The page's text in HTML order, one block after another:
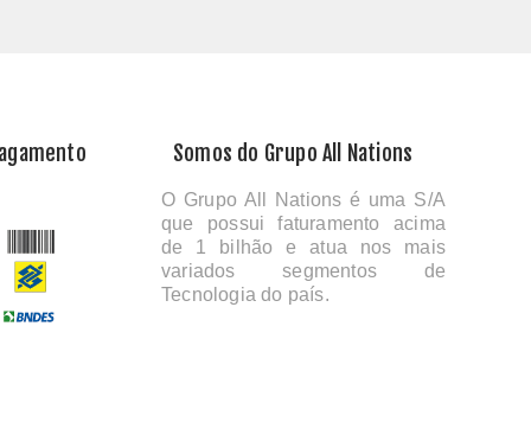
Somos do Grupo All Nations
O Grupo All Nations é uma S/A
que possui faturamento acima
de 1 bilhão e atua nos mais
variados segmentos de
Tecnologia do país.